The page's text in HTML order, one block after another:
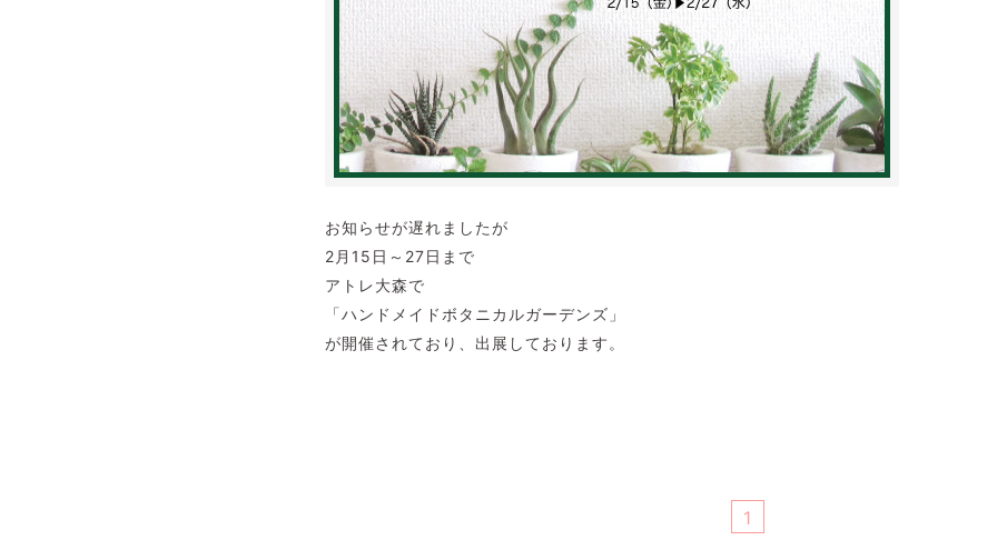
お知らせが遅れましたが
2月15日～27日まで
アトレ大森で
「ハンドメイドボタニカルガーデンズ」
が開催されており、出展しております。
1